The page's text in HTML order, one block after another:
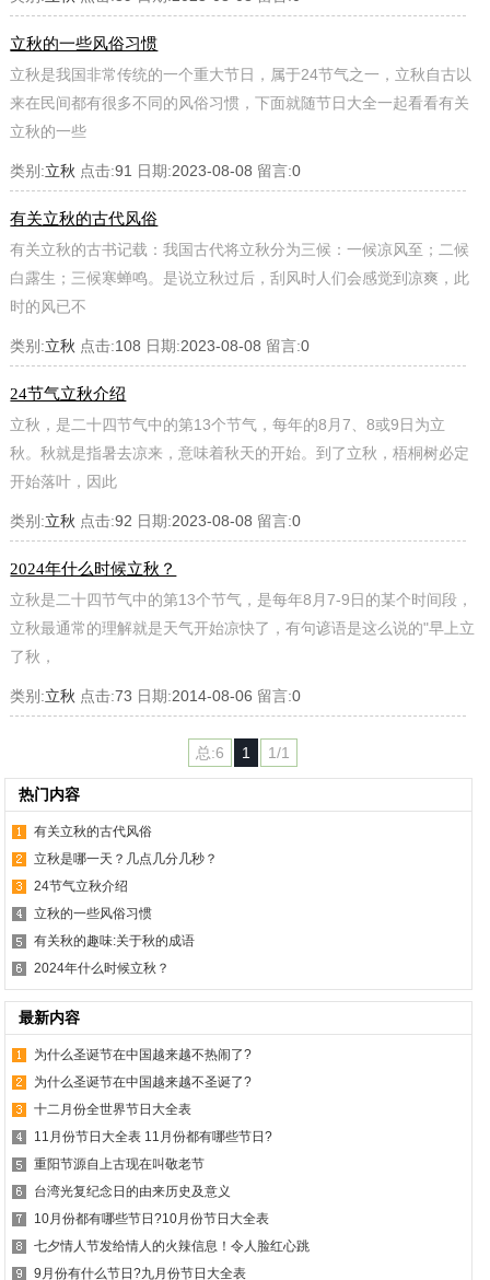
立秋的一些风俗习惯
立秋是我国非常传统的一个重大节日，属于24节气之一，立秋自古以
来在民间都有很多不同的风俗习惯，下面就随节日大全一起看看有关
立秋的一些
类别:立秋 点击:91 日期:2023-08-08 留言:0
有关立秋的古代风俗
有关立秋的古书记载：我国古代将立秋分为三候：一候凉风至；二候
白露生；三候寒蝉鸣。是说立秋过后，刮风时人们会感觉到凉爽，此
时的风已不
类别:立秋 点击:108 日期:2023-08-08 留言:0
24节气立秋介绍
立秋，是二十四节气中的第13个节气，每年的8月7、8或9日为立
秋。秋就是指暑去凉来，意味着秋天的开始。到了立秋，梧桐树必定
开始落叶，因此
类别:立秋 点击:92 日期:2023-08-08 留言:0
2024年什么时候立秋？
立秋是二十四节气中的第13个节气，是每年8月7-9日的某个时间段，
立秋最通常的理解就是天气开始凉快了，有句谚语是这么说的"早上立
了秋，
类别:立秋 点击:73 日期:2014-08-06 留言:0
总:6 1 1/1
热门内容
有关立秋的古代风俗
立秋是哪一天？几点几分几秒？
24节气立秋介绍
立秋的一些风俗习惯
有关秋的趣味:关于秋的成语
2024年什么时候立秋？
最新内容
为什么圣诞节在中国越来越不热闹了?
为什么圣诞节在中国越来越不圣诞了?
十二月份全世界节日大全表
11月份节日大全表 11月份都有哪些节日?
重阳节源自上古现在叫敬老节
台湾光复纪念日的由来历史及意义
10月份都有哪些节日?10月份节日大全表
七夕情人节发给情人的火辣信息！令人脸红心跳
9月份有什么节日?九月份节日大全表